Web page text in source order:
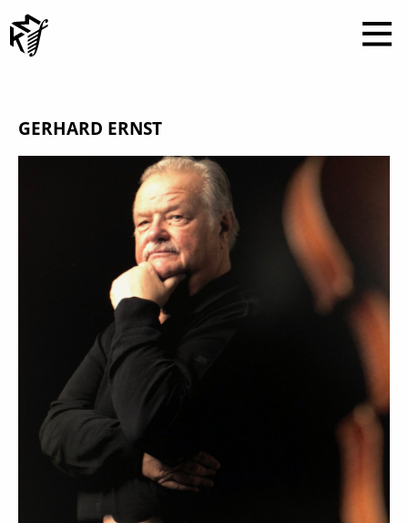
GERHARD ERNST